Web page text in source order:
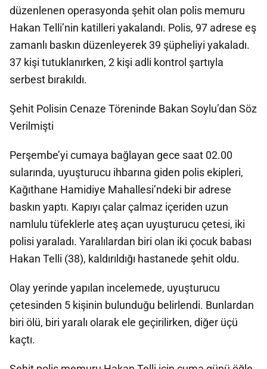
düzenlenen operasyonda şehit olan polis memuru
Hakan Telli’nin katilleri yakalandı. Polis, 97 adrese eş
zamanlı baskın düzenleyerek 39 şüpheliyi yakaladı.
37 kişi tutuklanırken, 2 kişi adli kontrol şartıyla
serbest bırakıldı.
Şehit Polisin Cenaze Töreninde Bakan Soylu’dan Söz
Verilmişti
Perşembe’yi cumaya bağlayan gece saat 02.00
sularında, uyuşturucu ihbarına giden polis ekipleri,
Kağıthane Hamidiye Mahallesi’ndeki bir adrese
baskın yaptı. Kapıyı çalar çalmaz içeriden uzun
namlulu tüfeklerle ateş açan uyuşturucu çetesi, iki
polisi yaraladı. Yaralılardan biri olan iki çocuk babası
Hakan Telli (38), kaldırıldığı hastanede şehit oldu.
Olay yerinde yapılan incelemede, uyuşturucu
çetesinden 5 kişinin bulunduğu belirlendi. Bunlardan
biri ölü, biri yaralı olarak ele geçirilirken, diğer üçü
kaçtı.